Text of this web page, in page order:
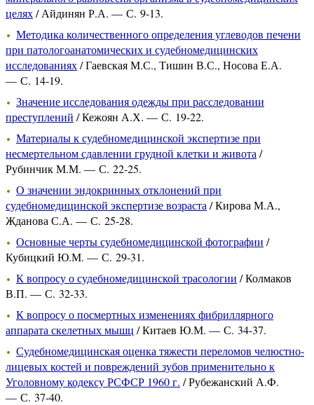
целях/ Айдинян Р.А. — С. 9-13.
Методика количественного определения углеводов печени
при патологоанатомических и судебномедицинских
исследованиях/ Гаевская М.С., Тишин В.С., Носова Е.А.
— С. 14-19.
Значение исследования одежды при расследовании
преступлений / Кежоян А.Х. — С. 19-22.
Материалы к судебномедицинской экспертизе при
несмертельном сдавлении грудной клетки и живота /
Рубинчик М.М. — С. 22-25.
О значении эндокринных отклонений при
судебномедицинской экспертизе возраста / Кирова М.А.,
Жданова С.А. — С. 25-28.
Основные черты судебномедицинской фотографии /
Кубицкий Ю.М. — С. 29-31.
К вопросу о судебномедицинской трасологии / Колмаков
В.П. — С. 32-33.
К вопросу о посмертных изменениях фибриллярного
аппарата скелетных мышц / Китаев Ю.М. — С. 34-37.
Судебномедицинская оценка тяжести переломов челюстно-
лицевых костей и повреждений зубов применительно к
Уголовному кодексу РСФСР 1960 г. / Рубежанский А.Ф.
— С. 37-40.